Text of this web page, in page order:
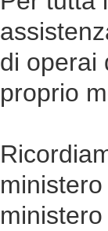
di operai
proprio